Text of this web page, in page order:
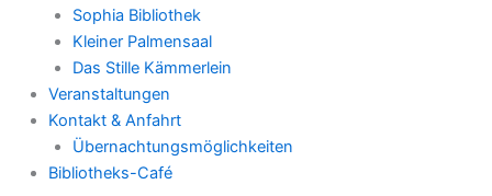
Sophia Bibliothek
Kleiner Palmensaal
Das Stille Kämmerlein
Veranstaltungen
Kontakt & Anfahrt
Übernachtungsmöglichkeiten
Bibliotheks-Café